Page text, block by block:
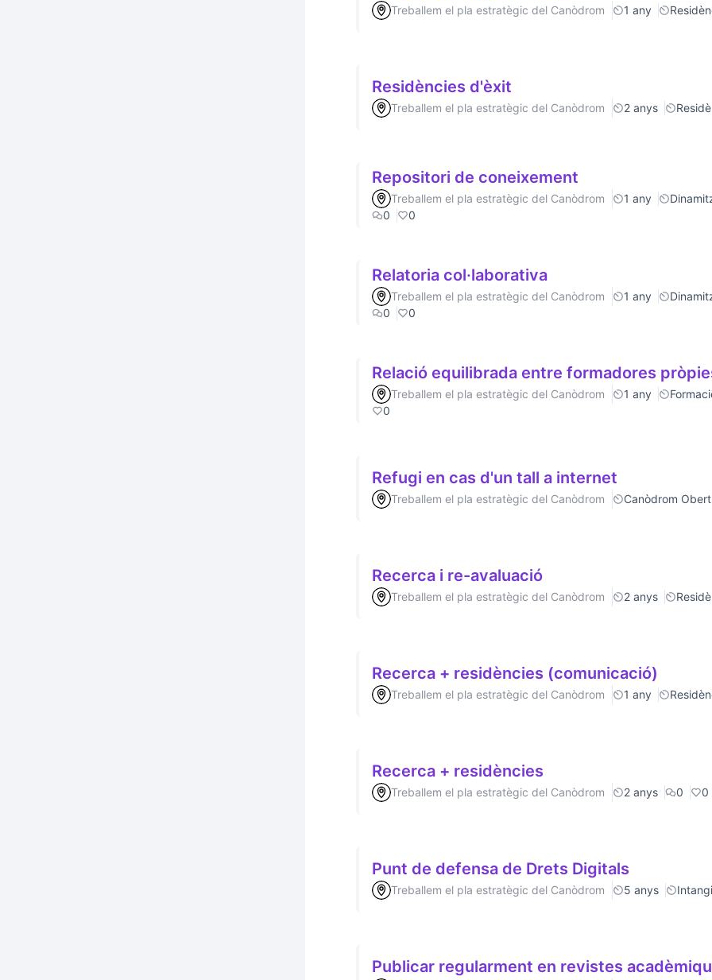
Treballem el pla estratègic del Canòdrom 1 any
Residències d'èxit
Treballem el pla estratègic del Canòdrom 2 anys
Repositori de coneixement
Treballem el pla estratègic del Canòdrom 1 any
0
0
Relatoria col·laborativa
Treballem el pla estratègic del Canòdrom 1 any
0
0
Relació equilibrada entre formadores
Treballem el pla estratègic del Canòdrom 1 any
0
Refugi en cas d'un tall a internet
Treballem el pla estratègic del Canòdrom Canòdrom Obert
Recerca i re-avaluació
Treballem el pla estratègic del Canòdrom 2 anys
Recerca + residències (comunicació)
Treballem el pla estratègic del Canòdrom 1 any
Recerca + residències
Treballem el pla estratègic del Canòdrom 2 anys 0 0
Punt de defensa de Drets Digitals
Treballem el pla estratègic del Canòdrom 5 anys
Publicar regularment en revistes